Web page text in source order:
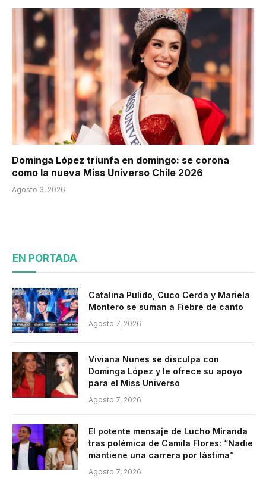
Dominga López triunfa en domingo: se corona
como la nueva Miss Universo Chile 2026
Agosto 3, 2026
EN PORTADA
Catalina Pulido, Cuco Cerda y Mariela
Montero se suman a Fiebre de canto
Agosto 7, 2026
Viviana Nunes se disculpa con
Dominga López y le ofrece su apoyo
para el Miss Universo
Agosto 7, 2026
El potente mensaje de Lucho Miranda
tras polémica de Camila Flores: “Nadie
mantiene una carrera por lástima”
Agosto 7, 2026